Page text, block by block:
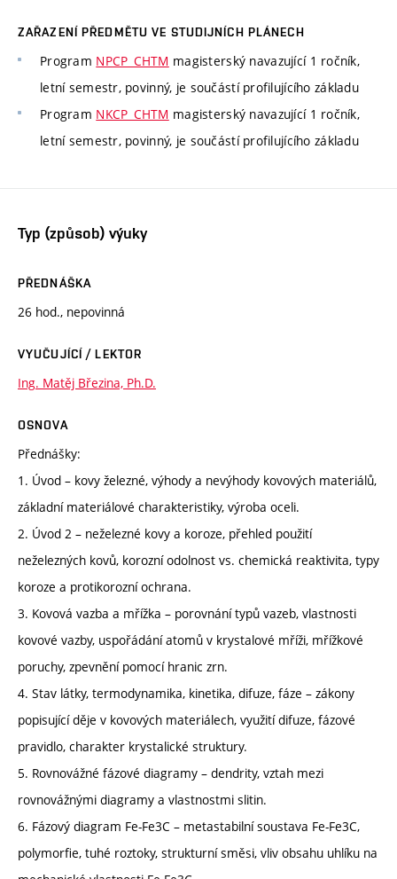
ZAŘAZENÍ PŘEDMĚTU VE STUDIJNÍCH PLÁNECH
Program NPCP_CHTM magisterský navazující 1 ročník,
letní semestr, povinný, je součástí profilujícího základu
Program NKCP_CHTM magisterský navazující 1 ročník,
letní semestr, povinný, je součástí profilujícího základu
Typ (způsob) výuky
PŘEDNÁŠKA
26 hod., nepovinná
VYUČUJÍCÍ / LEKTOR
Ing. Matěj Březina, Ph.D.
OSNOVA
Přednášky:
1. Úvod – kovy železné, výhody a nevýhody kovových materiálů,
základní materiálové charakteristiky, výroba oceli.
2. Úvod 2 – neželezné kovy a koroze, přehled použití
neželezných kovů, korozní odolnost vs. chemická reaktivita, typy
koroze a protikorozní ochrana.
3. Kovová vazba a mřížka – porovnání typů vazeb, vlastnosti
kovové vazby, uspořádání atomů v krystalové mříži, mřížkové
poruchy, zpevnění pomocí hranic zrn.
4. Stav látky, termodynamika, kinetika, difuze, fáze – zákony
popisující děje v kovových materiálech, využití difuze, fázové
pravidlo, charakter krystalické struktury.
5. Rovnovážné fázové diagramy – dendrity, vztah mezi
rovnovážnými diagramy a vlastnostmi slitin.
6. Fázový diagram Fe-Fe3C – metastabilní soustava Fe-Fe3C,
polymorfie, tuhé roztoky, strukturní směsi, vliv obsahu uhlíku na